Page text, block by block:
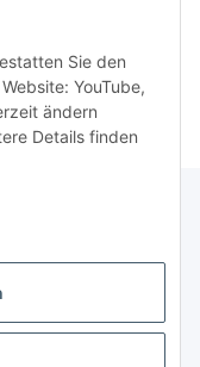
Sie den
YouTube,
ändern
Details finden